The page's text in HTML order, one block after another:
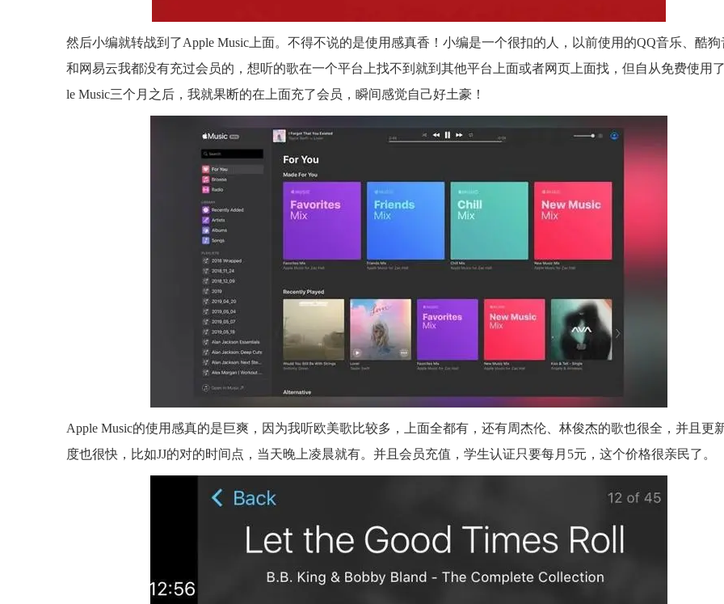
然后小编就转战到了Apple Music上面。不得不说的是使用感真香！小编是一个很扣的人，以前使用的QQ音乐、酷狗
和网易云我都没有充过会员的，想听的歌在一个平台上找不到就到其他平台上面或者网页上面找，但自从免费使用
le Music三个月之后，我就果断的在上面充了会员，瞬间感觉自己好土豪！
Apple Music的使用感真的是巨爽，因为我听欧美歌比较多，上面全都有，还有周杰伦、林俊杰的歌也很全，并且更
度也很快，比如JJ的对的时间点，当天晚上凌晨就有。并且会员充值，学生认证只要每月5元，这个价格很亲民了。